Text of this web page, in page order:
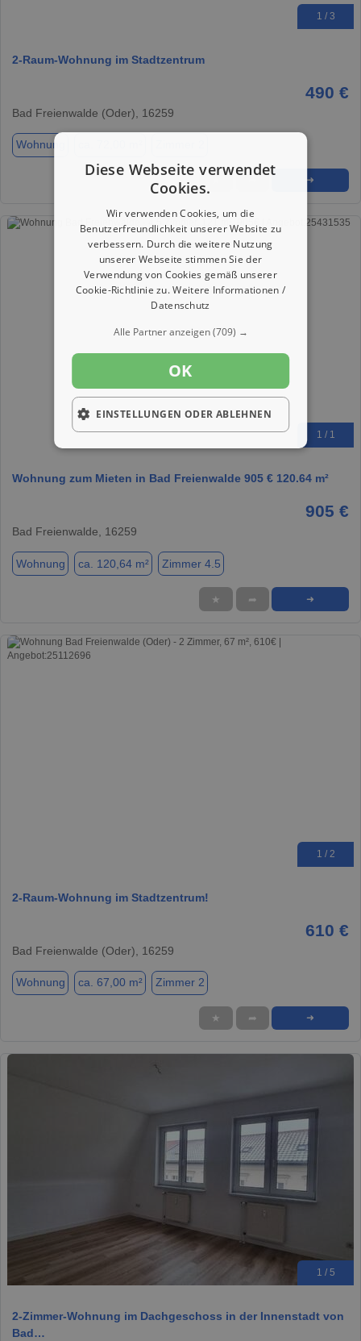
1 / 3
2-Raum-Wohnung im Stadtzentrum
490 €
Bad Freienwalde (Oder), 16259
Wohnung
➜
1 / 1
Wohnung zum Mieten in Bad Freienwalde 905 € 120.64 m²
905 €
Bad Freienwalde, 16259
Wohnung ca. 120,64 m² Zimmer 4.5
★ ➦ ➜
1 / 2
2-Raum-Wohnung im Stadtzentrum!
610 €
Bad Freienwalde (Oder), 16259
Wohnung ca. 67,00 m² Zimmer 2
★ ➦ ➜
1 / 5
2-Zimmer-Wohnung im Dachgeschoss in der Innenstadt von
Bad…
Diese Webseite verwendet
Cookies.
Wir verwenden Cookies, um die
Benutzerfreundlichkeit unserer Website zu
verbessern. Durch die weitere Nutzung
unserer Webseite stimmen Sie der
Verwendung von Cookies gemäß unserer
Cookie-Richtlinie zu.Weitere Informationen /
Datenschutz
Alle Partner anzeigen(709) →
OK
EINSTELLUNGEN ODER ABLEHNEN